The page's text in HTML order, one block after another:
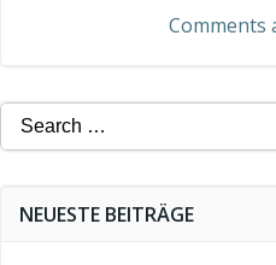
Comments
Search
for:
NEUESTE BEITRÄGE